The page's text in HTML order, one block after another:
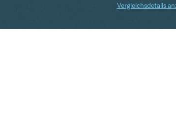
Vergleichsdetails